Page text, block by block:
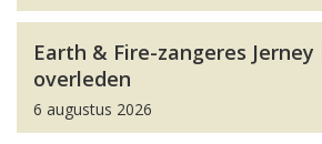
Earth & Fire-zangeres Jerney
overleden
6 augustus 2026